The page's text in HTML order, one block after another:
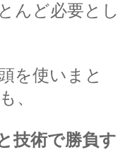
んど必要とし
を使いまと
、
技術で勝負す